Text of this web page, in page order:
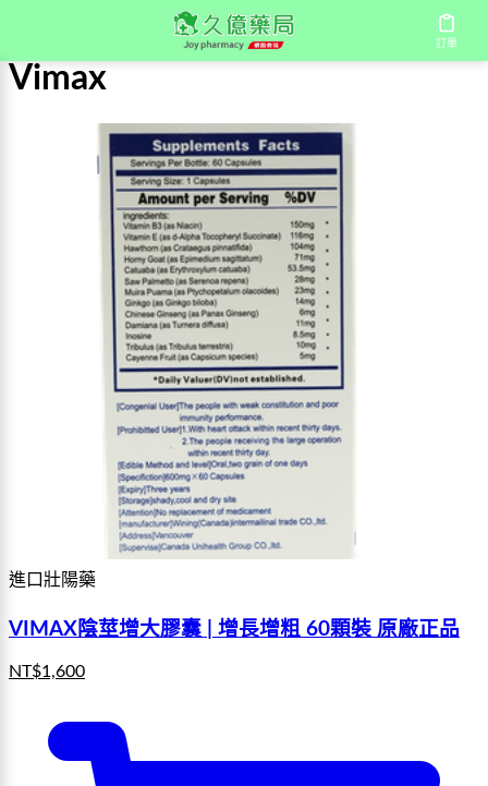
訂單
Vimax
進口壯陽藥
VIMAX陰莖增大膠囊 | 增長增粗 60顆裝 原廠正品
NT$1,600